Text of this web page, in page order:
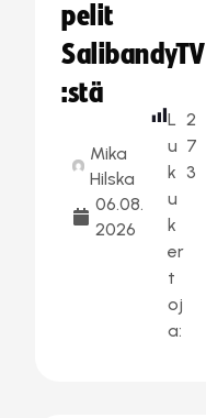
pelit
SalibandyTV
:stä
Mika
Hilska
06.08.
2026
L
u
k
u
k
er
t
oj
a:
2
7
3